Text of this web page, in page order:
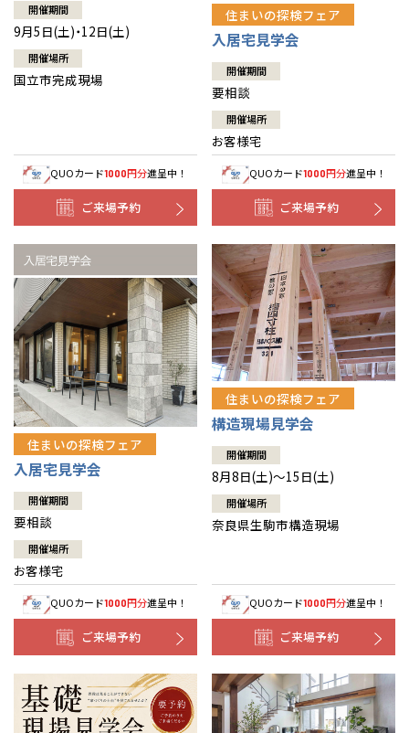
開催期間
9月5日(土)・12日(土)
開催場所
国立市完成現場
QUOカード1000円分進呈中！
ご来場予約
住まいの探検フェア
入居宅見学会
開催期間
要相談
開催場所
お客様宅
QUOカード1000円分進呈中！
ご来場予約
住まいの探検フェア
入居宅見学会
開催期間
要相談
開催場所
お客様宅
QUOカード1000円分進呈中！
ご来場予約
住まいの探検フェア
構造現場見学会
開催期間
8月8日(土)～15日(土)
開催場所
奈良県生駒市構造現場
QUOカード1000円分進呈中！
ご来場予約